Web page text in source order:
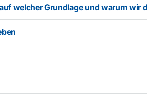
welcher Grundlage und warum wir